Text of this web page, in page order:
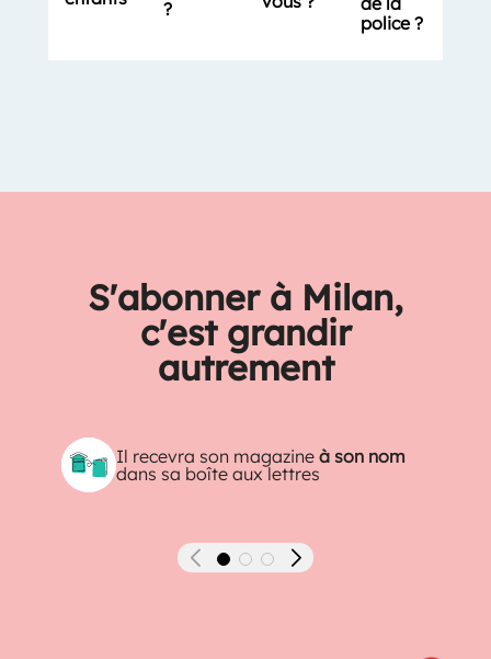
?
police ?
S'abonner à Milan,
c'est grandir
autrement
Il recevra son magazineà son nom
dans sa boîte aux lettres
Précédent Suivant